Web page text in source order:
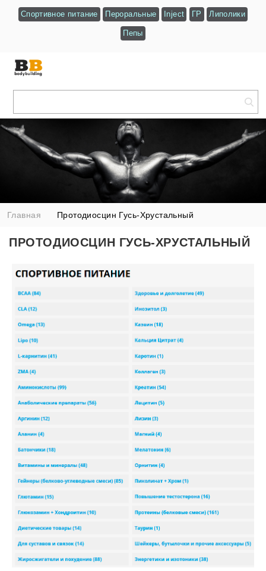
Спортивное питание Пероральные Inject ГР Липолики
Пепы
Главная Протодиосцин Гусь-Хрустальный
ПРОТОДИОСЦИН ГУСЬ-ХРУСТАЛЬНЫЙ